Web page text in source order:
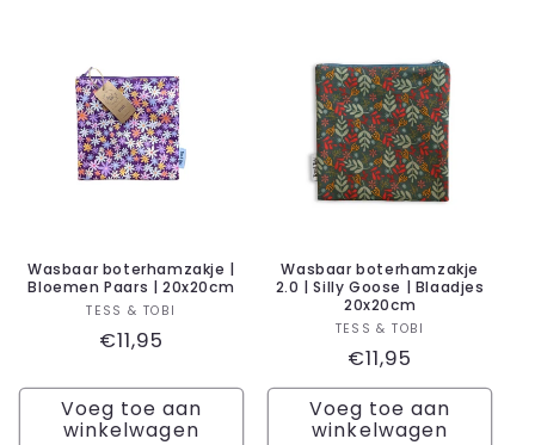
Wasbaar boterhamzakje |
Bloemen Paars | 20x20cm
Verkoper:
TESS & TOBI
Normale
€11,95
Voeg toe aan
winkelwagen
Wasbaar boterhamzakje
2.0 | Silly Goose | Blaadjes
20x20cm
Verkoper:
TESS & TOBI
Normale
prijs
€11,95
Voeg toe aan
winkelwagen